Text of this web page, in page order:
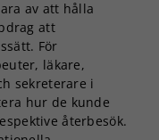
av att hålla
att
För
läkare,
sekreterare i
hur de kunde
återbesök.